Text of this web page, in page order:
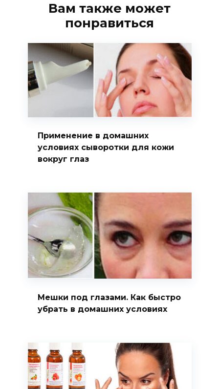
Вам также может
понравиться
Применение в домашних
условиях сыворотки для кожи
вокруг глаз
Мешки под глазами. Как быстро
убрать в домашних условиях